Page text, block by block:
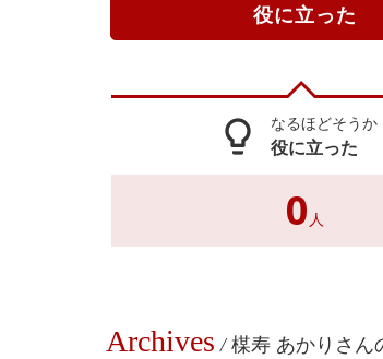
役に立った
lightbulb_outline なるほどそうか
役に立った
0 人
Archives / 楳寿 あかりさん